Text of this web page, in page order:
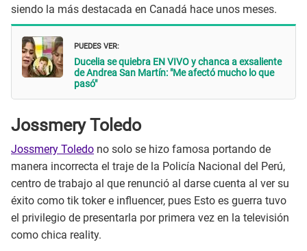
siendo la más destacada en Canadá hace unos meses.
PUEDES VER:
Ducelia se quiebra EN VIVO y chanca a exsaliente
de Andrea San Martín: "Me afectó mucho lo que
pasó"
Jossmery Toledo
Jossmery Toledo no solo se hizo famosa portando de
manera incorrecta el traje de la Policía Nacional del Perú,
centro de trabajo al que renunció al darse cuenta al ver su
éxito como tik toker e influencer, pues Esto es guerra tuvo
el privilegio de presentarla por primera vez en la televisión
como chica reality.